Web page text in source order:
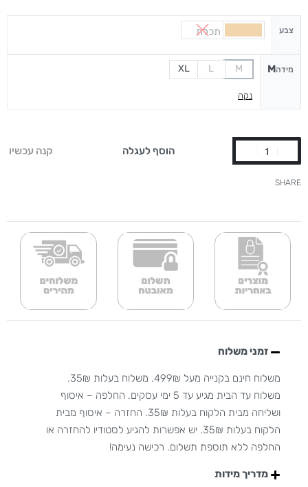
צבע תכלת
מידהM
M
L
XL
נקה
הוסף לעגלה קנה עכשיו
SHARE
זמני משלוח
משלוח חינם בקנייה מעל 499₪. משלוח בעלות 35₪.
משלוח עד הבית מגיע עד 5 ימי עסקים. החלפה – איסוף
ושליחה מבית הלקוח בעלות 35₪. החזרה – איסוף מבית
הלקוח בעלות 35₪. יש אפשרות להגיע לסטודיו להחזרה או
החלפה ללא תוספת תשלום. רכישה נעימה!
מדריך מידות